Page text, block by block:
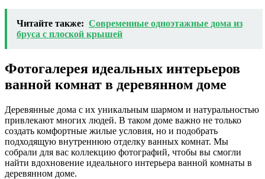
Читайте также: Современные одноэтажные дома из
бруса с плоской крышей
Фотогалерея идеальных интерьеров
ванной комнат в деревянном доме
Деревянные дома с их уникальным шармом и натуральностью
привлекают многих людей. В таком доме важно не только
создать комфортные жилые условия, но и подобрать
подходящую внутреннюю отделку ванных комнат. Мы
собрали для вас коллекцию фотографий, чтобы вы смогли
найти вдохновение идеального интерьера ванной комнаты в
деревянном доме.